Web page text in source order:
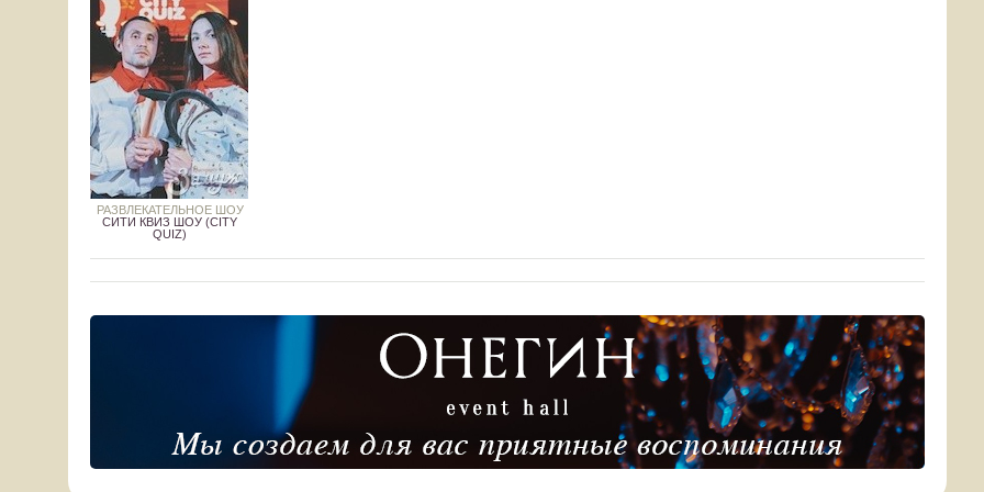
РАЗВЛЕКАТЕЛЬНОЕ ШОУ
СИТИ КВИЗ ШОУ (CITY
QUIZ)